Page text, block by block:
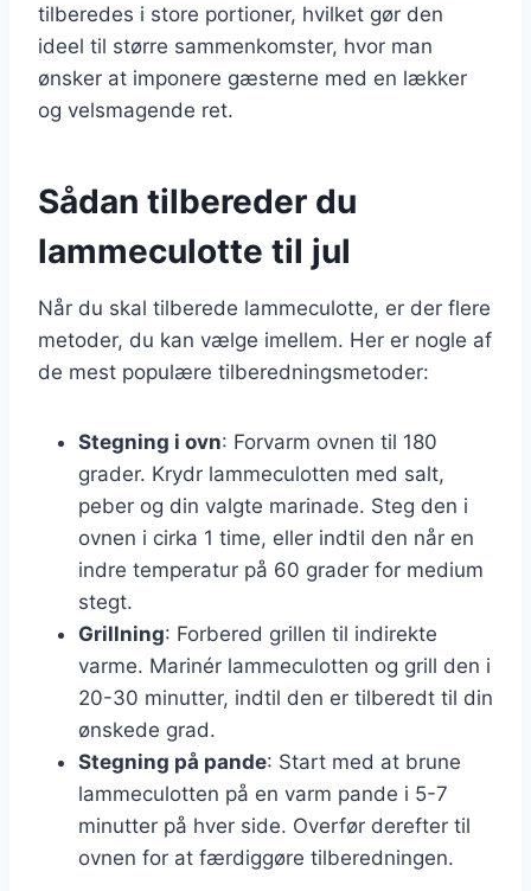
tilberedes i store portioner, hvilket gør den
ideel til større sammenkomster, hvor man
ønsker at imponere gæsterne med en lækker
og velsmagende ret.
Sådan tilbereder du
lammeculotte til jul
Når du skal tilberede lammeculotte, er der flere
metoder, du kan vælge imellem. Her er nogle af
de mest populære tilberedningsmetoder:
Stegning i ovn: Forvarm ovnen til 180
grader. Krydr lammeculotten med salt,
peber og din valgte marinade. Steg den i
ovnen i cirka 1 time, eller indtil den når en
indre temperatur på 60 grader for medium
stegt.
Grillning: Forbered grillen til indirekte
varme. Marinér lammeculotten og grill den i
20-30 minutter, indtil den er tilberedt til din
ønskede grad.
Stegning på pande: Start med at brune
lammeculotten på en varm pande i 5-7
minutter på hver side. Overfør derefter til
ovnen for at færdiggøre tilberedningen.